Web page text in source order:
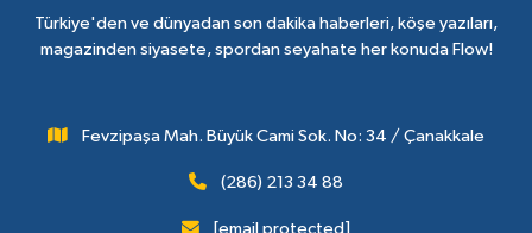
Türkiye'den ve dünyadan son dakika haberleri, köşe yazıları,
magazinden siyasete, spordan seyahate her konuda Flow!
Fevzipaşa Mah. Büyük Cami Sok. No: 34 / Çanakkale
(286) 213 34 88
[email protected]